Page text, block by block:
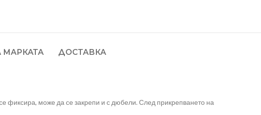
МАРКАТА ДОСТАВКА
фиксира, може да се закрепи и с дюбели. След прикрепването на